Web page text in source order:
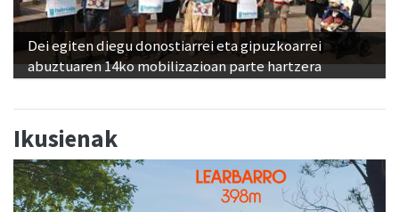
Dei egiten diegu donostiarrei eta gipuzkoarrei
abuztuaren 14ko mobilizazioan parte hartzera
Ikusienak